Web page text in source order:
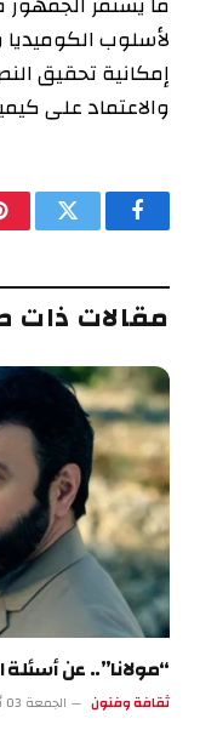
لأسلوب
إمكانية تحقيق
والاعتماد على
فيسبوكتويتر
مقالات ذات
“مولانا”.. عن أسئلة
ثقافة وفنون الجمعة 03 أبريل 4:21 م